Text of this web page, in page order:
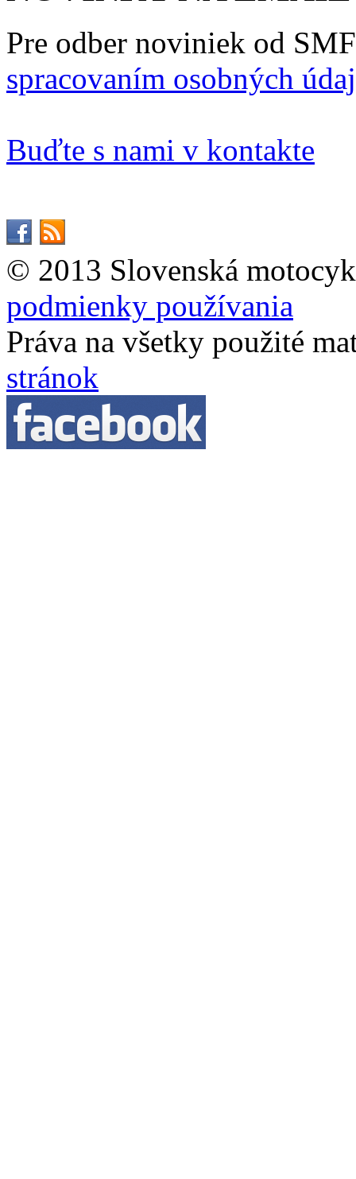
Pre odber noviniek od
spracovaním osobných
Buďte s nami v kontakte
© 2013 Slovenská
podmienky používania
Práva na všetky použité
stránok